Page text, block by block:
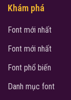
Khám phá
Font mới nhất
Font mới nhất
Font phổ biến
Danh mục font